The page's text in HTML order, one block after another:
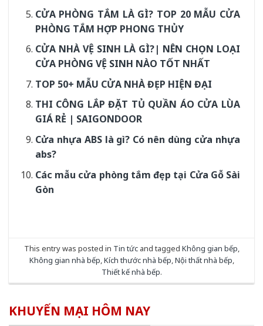
CỬA PHÒNG TẮM LÀ GÌ? TOP 20 MẪU CỬA
PHÒNG TẮM HỢP PHONG THỦY
CỬA NHÀ VỆ SINH LÀ GÌ?| NÊN CHỌN LOẠI
CỬA PHÒNG VỆ SINH NÀO TỐT NHẤT
TOP 50+ MẪU CỬA NHÀ ĐẸP HIỆN ĐẠI
THI CÔNG LẮP ĐẶT TỦ QUẦN ÁO CỬA LÙA
GIÁ RẺ | SAIGONDOOR
Cửa nhựa ABS là gì? Có nên dùng cửa nhựa
abs?
Các mẫu cửa phòng tắm đẹp tại Cửa Gỗ Sài
Gòn
This entry was posted in Tin tứcand tagged Không gian bếp,
Không gian nhà bếp,Kích thước nhà bếp,Nội thất nhà bếp,
Thiết kế nhà bếp.
KHUYẾN MẠI HÔM NAY